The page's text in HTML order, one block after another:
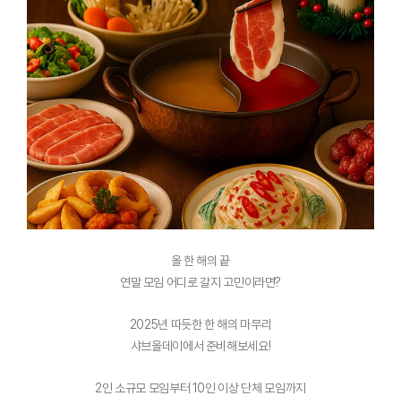
올 한 해의 끝
연말 모임 어디로 갈지 고민이라면?
2025년 따듯한 한 해의 마무리
샤브올데이에서 준비해보세요!
2인 소규모 모임부터 10인 이상 단체 모임까지